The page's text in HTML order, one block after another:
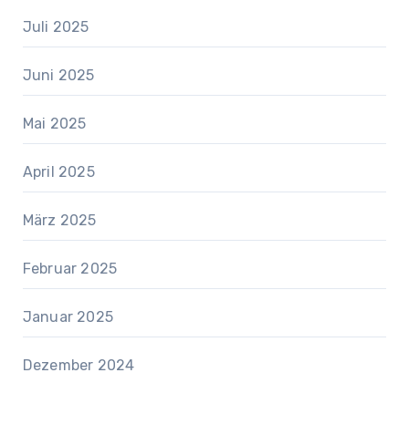
Juli 2025
Juni 2025
Mai 2025
April 2025
März 2025
Februar 2025
Januar 2025
Dezember 2024